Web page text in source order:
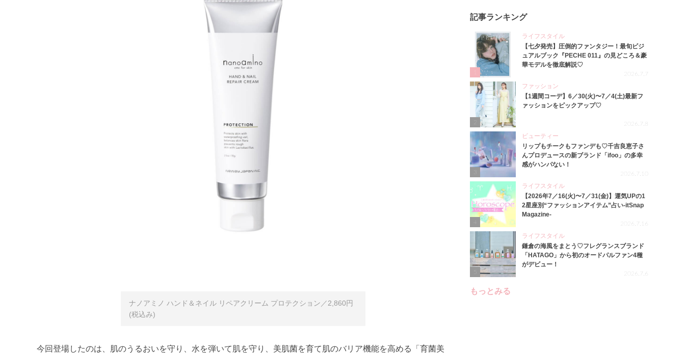
ナノアミノ ハンド＆ネイル リペアクリーム プロテクション／2,860円
(税込み)
今回登場したのは、肌のうるおいを守り、水を弾いて肌を守り、美肌菌を育て肌のバリア機能を高める「育菌美
記事ランキング
ライフスタイル
【七夕発売】圧倒的ファンタジー！最旬ビジ
ュアルブック『PECHE 011』の見どころ＆豪
華モデルを徹底解説♡
2026.7.7
ファッション
【1週間コーデ】6／30(火)〜7／4(土)最新フ
ァッションをピックアップ♡
2026.7.8
3
ビューティー
リップもチークもファンデも♡千吉良恵子さ
んプロデュースの新ブランド「ifoo」の多幸
感がハンパない！
2026.7.10
4
ライフスタイル
【2026年7／16(火)〜7／31(金)】運気UPの1
2星座別“ファッションアイテム”占い-itSnap
Magazine-
2026.7.16
ライフスタイル
鎌倉の海風をまとう♡フレグランスブランド
「HATAGO」から初のオードパルファン4種
がデビュー！
2026.7.6
もっとみる